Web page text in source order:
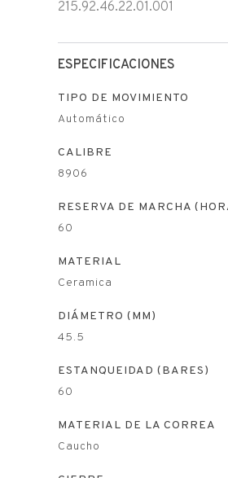
215.92.46.22.01.001
ESPECIFICACIONES
TIPO DE MOVIMIENTO
Automático
CALIBRE
8906
RESERVA DE MARCHA
60
MATERIAL
Ceramica
DIÁMETRO (MM)
45.5
ESTANQUEIDAD (BARES)
60
MATERIAL DE LA CORREA
Caucho